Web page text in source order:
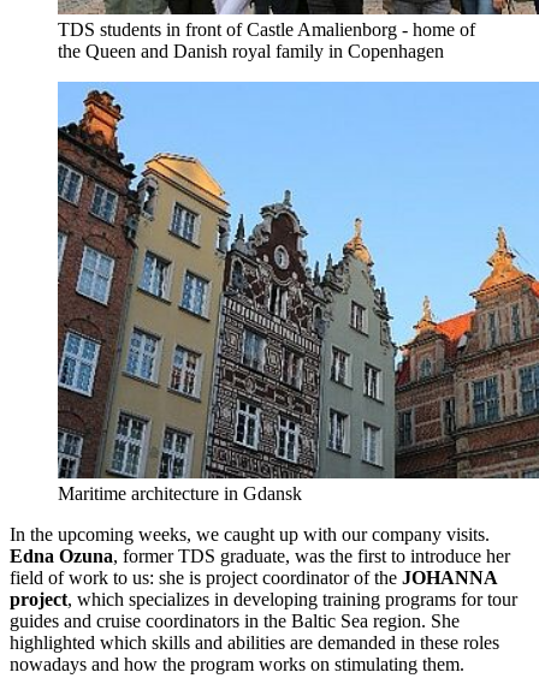
TDS students in front of Castle Amalienborg - home of
the Queen and Danish royal family in Copenhagen
Maritime architecture in Gdansk
In the upcoming weeks, we caught up with our company visits.
Edna Ozuna, former TDS graduate, was the first to introduce her
field of work to us: she is project coordinator of the JOHANNA
project, which specializes in developing training programs for tour
guides and cruise coordinators in the Baltic Sea region. She
highlighted which skills and abilities are demanded in these roles
nowadays and how the program works on stimulating them.